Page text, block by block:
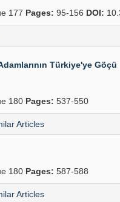
177 Pages: 95-156 DOI:
Türkiye'ye Göçü
180 Pages: 537-550
Articles
180 Pages: 587-588
Articles